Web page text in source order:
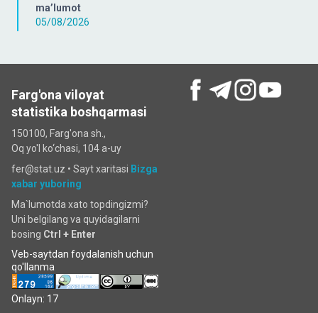
ma’lumot
05/08/2026
Farg'ona viloyat
statistika boshqarmasi
150100, Farg'ona sh.,
Oq yo'l ko‘chаsi, 104 a-uy
fer@stat.uz • Sayt xaritasi Bizga
xabar yuboring
Ma`lumotda xato topdingizmi?
Uni belgilang va quyidagilarni
bosing Ctrl + Enter
Veb-saytdan foydalanish uchun
qo'llanma
Onlayn: 17